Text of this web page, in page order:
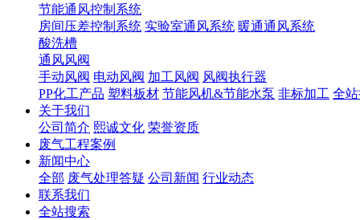
节能通风控制系统
房间压差控制系统 实验室通风系统 暖通通风系统
酸洗槽
通风风阀
手动风阀 电动风阀 加工风阀 风阀执行器
PP化工产品 塑料板材 节能风机&节能水泵 非标加工 全
关于我们
公司简介 熙诚文化 荣誉资质
废气工程案例
新闻中心
全部 废气处理答疑 公司新闻 行业动态
联系我们
全站搜索